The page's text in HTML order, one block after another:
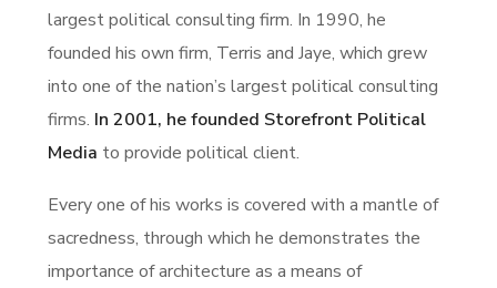
largest political consulting firm. In 1990, he
founded his own firm, Terris and Jaye, which grew
into one of the nation’s largest political consulting
firms. In 2001, he founded Storefront Political
Media to provide political client.
Every one of his works is covered with a mantle of
sacredness, through which he demonstrates the
importance of architecture as a means of